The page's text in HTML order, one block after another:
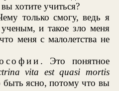
хотите учиться?
только смогу, ведь я
и такое зло меня
меня с малолетства не
. Это понятное
vita est quasi mortis
ясно, потому что вы